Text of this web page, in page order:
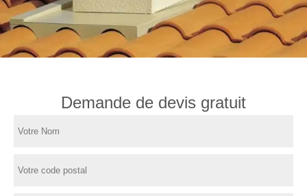
Demande de devis gratuit